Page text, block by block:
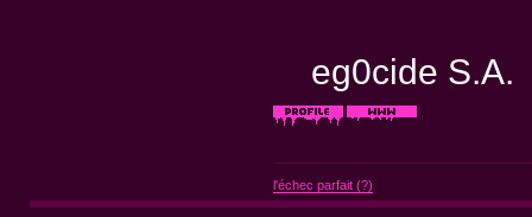
eg0cide S.A.
l'échec parfait (?)